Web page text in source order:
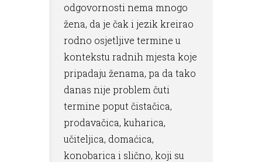
odgovornosti nema mnogo
žena, da je čak i jezik kreirao
rodno osjetljive termine u
kontekstu radnih mjesta koje
pripadaju ženama, pa da tako
danas nije problem čuti
termine poput čistačica,
prodavačica, kuharica,
učiteljica, domaćica,
konobarica i slično, koji su